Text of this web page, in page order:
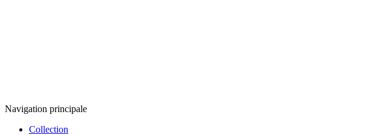
Navigation principale
Collection